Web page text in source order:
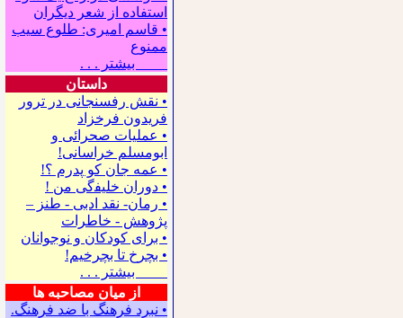
استفاده از شعر دیگران
• قاسم امیری: طلوع سیب
ممنوع
بیشتر . . .
داستان
• نقش رفسنجانی در ترور
فریدون فرخزاد
• عملیات صحرائی و
ابومسلم خراسانی!
• ﻋﻤﻪ ﺟﺎﻥ ﻛﻮ ﭘﺪﺭﻡ ؟!
• ﺩﻭﺭﺍﻥ ﺧﻠﻴﻔگی ﻣﻦ !
• رمان- نقد ادبی - طنز –
پژوهش - خاطرات
• ﺑﺮﺍﻯ ﻛﻮﺩﻛﺎﻥ ﻭ ﻧﻮﺟﻮﺍﻧﺎﻥ
• بچرخ تا بچرخیم!
بیشتر . . .
از میان مصاحبه ها
• نبرد فرهنگ با ضد فرهنگ.